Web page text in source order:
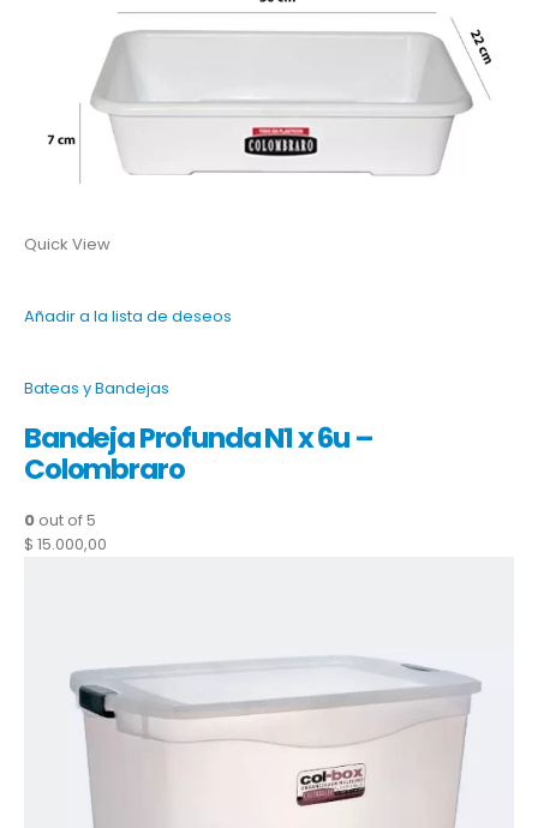
Quick View
Añadir a la lista de deseos
Bateas y Bandejas
Bandeja Profunda N1 x 6u –
Colombraro
0 out of 5
$ 15.000,00